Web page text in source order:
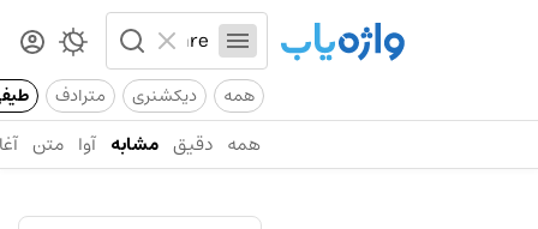
همه دیکشنری مترادف
همه دقیق مشابه آوا متن